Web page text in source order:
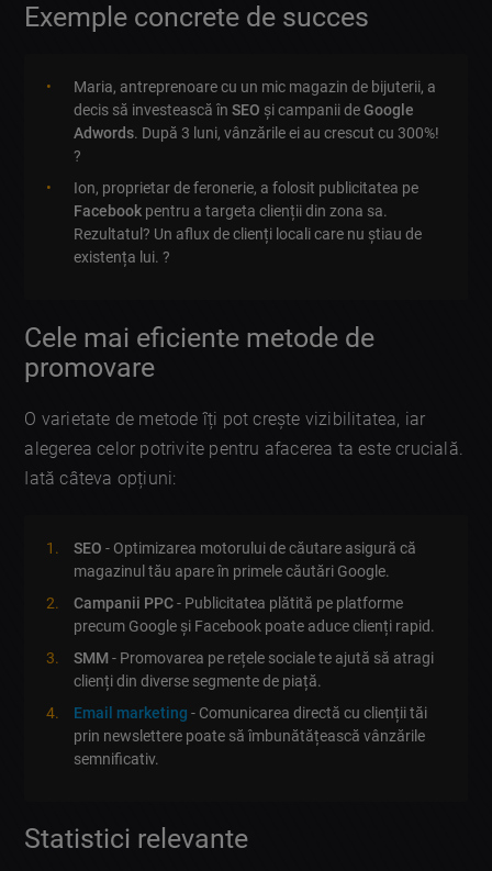
Exemple concrete de succes
Maria, antreprenoare cu un mic magazin de bijuterii, a
decis să investească înSEO și campanii deGoogle
Adwords. După 3 luni, vânzările ei au crescut cu 300%!
?
Ion, proprietar de feronerie, a folosit publicitatea pe
Facebook pentru a targeta clienții din zona sa.
Rezultatul? Un aflux de clienți locali care nu știau de
existența lui. ?️
Cele mai eficiente metode de
promovare
O varietate de metode îți pot crește vizibilitatea, iar
alegerea celor potrivite pentru afacerea ta este crucială.
Iată câteva opțiuni:
SEO - Optimizarea motorului de căutare asigură că
magazinul tău apare în primele căutări Google.
Campanii PPC- Publicitatea plătită pe platforme
precum Google și Facebook poate aduce clienți rapid.
SMM - Promovarea pe rețele sociale te ajută să atragi
clienți din diverse segmente de piață.
Email marketing - Comunicarea directă cu clienții tăi
prin newslettere poate să îmbunătățească vânzările
semnificativ.
Statistici relevante